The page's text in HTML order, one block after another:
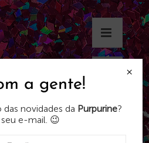
a gente!
novidades da Purpurine?
e-mail. 😉
×